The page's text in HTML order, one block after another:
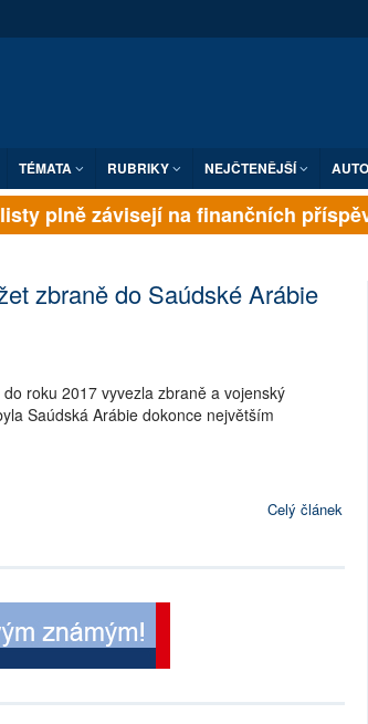
TÉMATA RUBRIKY NEJČTENĚJŠÍ
listy plně závisejí na finančních
zbraně do Saúdské Arábie
roku 2017 vyvezla zbraně a vojenský
Saúdská Arábie dokonce největším
Celý článek